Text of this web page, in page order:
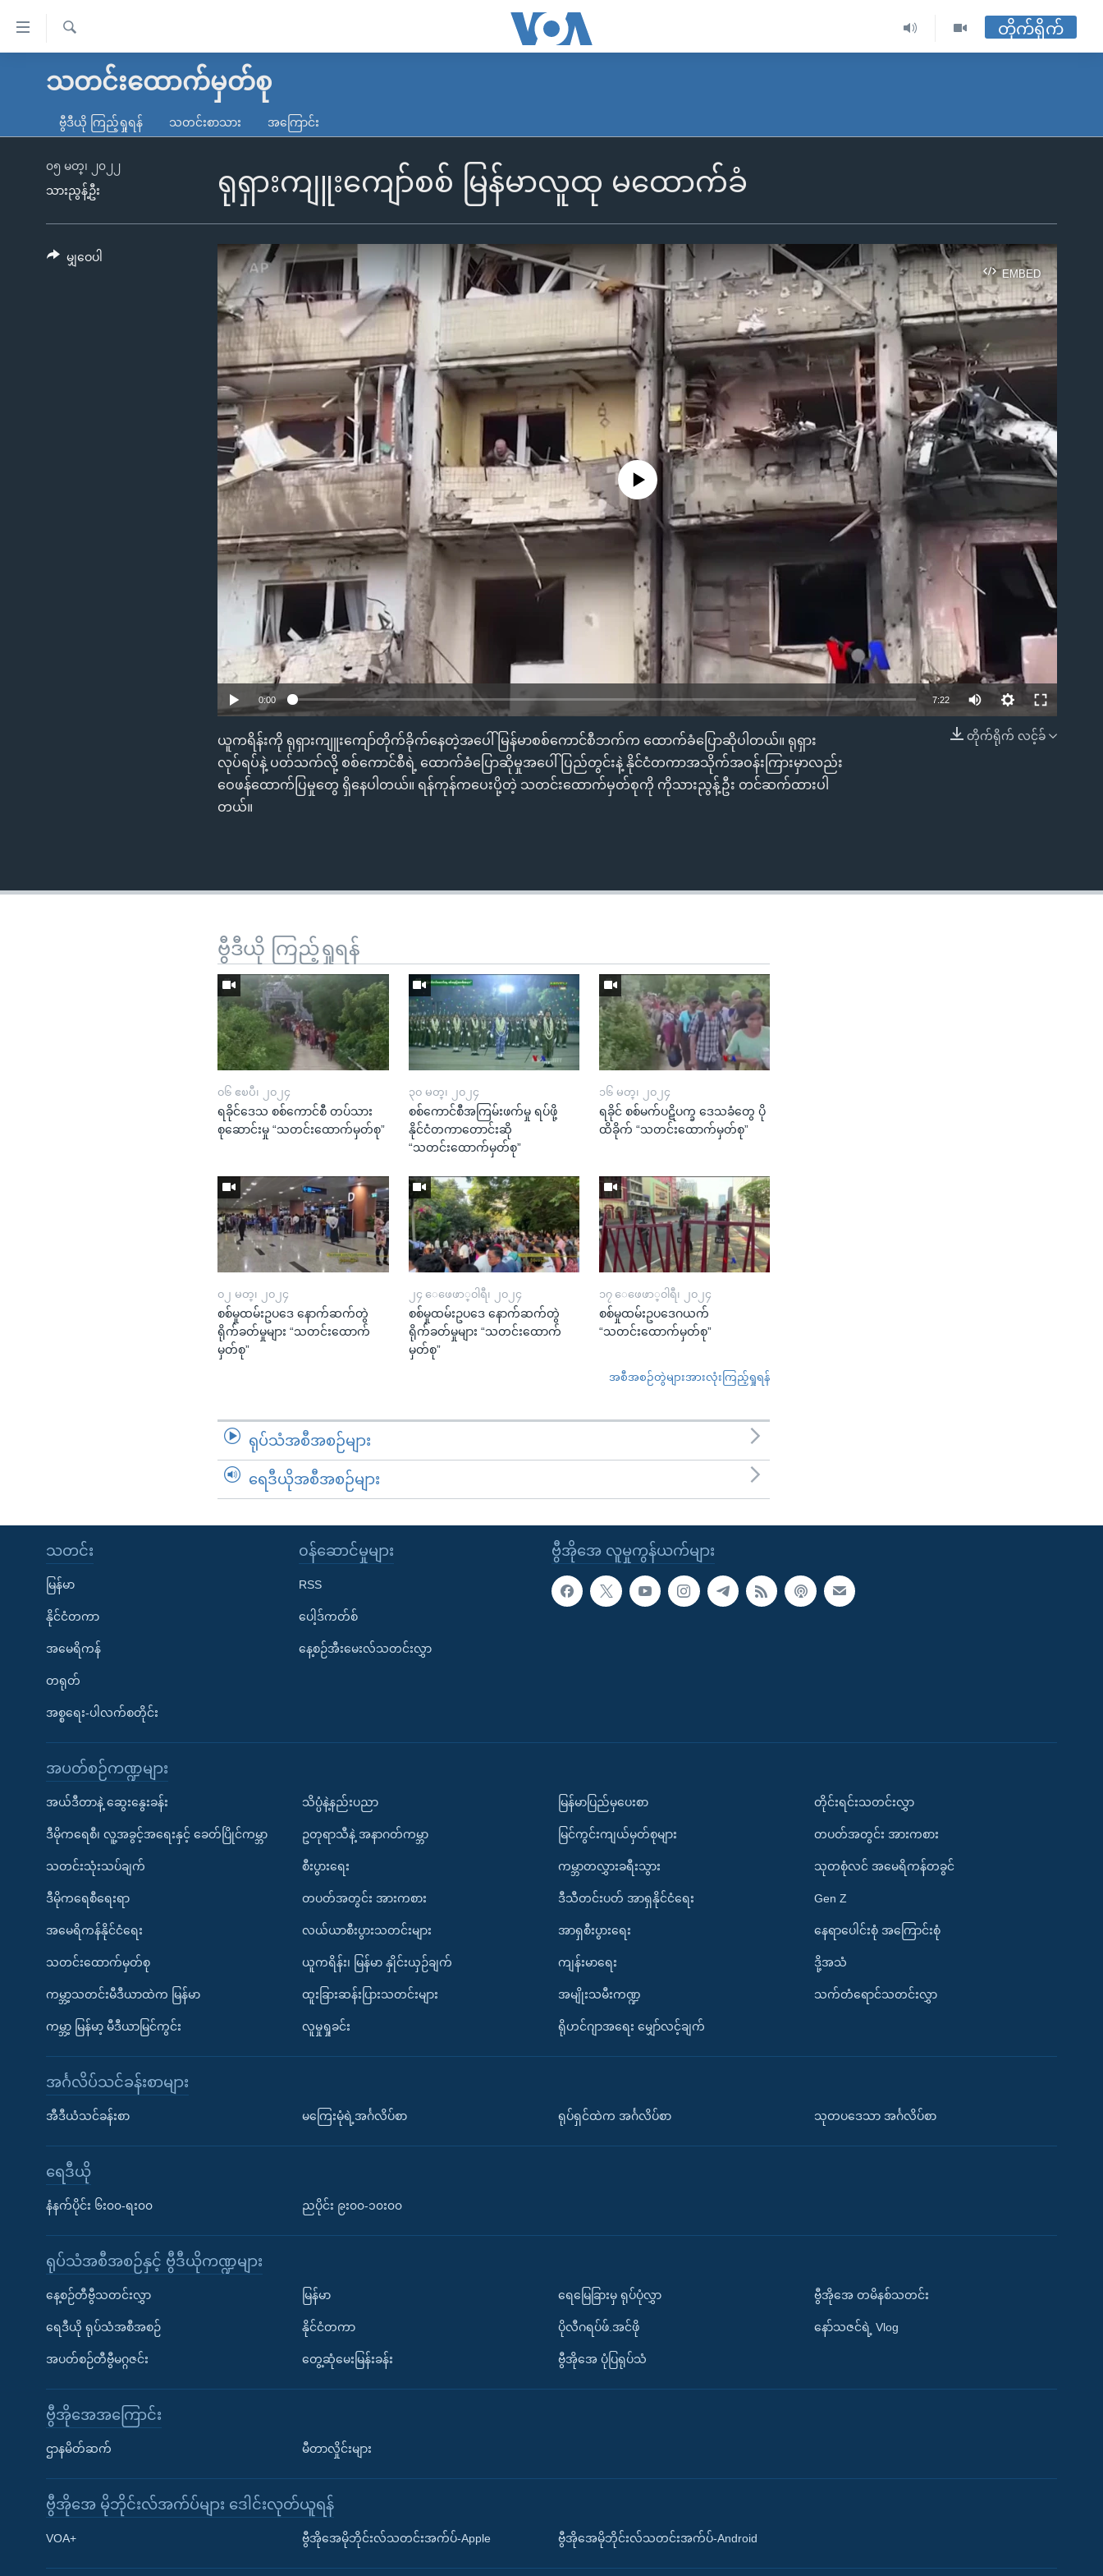
လွယ်ကူ
သည့်
မူလစာမျက်နှာ
ကမ္ဘာ့သတင်းများ
နိုင်ငံတကာ
အမေရိကန်
တရုတ်
အစ္စရေး-ပါလက်စတိုင်း
သတင်းလွတ်လပ်ခွင့်
ရပ်ဝန်းတခု လမ်းတခု အလွန်
အင်္ဂလိပ်စာလေ့လာမယ်
Learning English
ရ
တိုက်ရိုက်
သတင်းထောက်မှတ်စု
ဗွီဒီယို ကြည့်ရှုရန် သတင်းစာသား အကြောင်း
ရုရှားကျူးကျော်စစ် မြန်မာလူထု မထောက်ခံ
၀၅ မတ္၊ ၂၀၂၂
သားညွန့်ဦး
EMBED
EMBED
No media source currently available
0:00 7:22
တိုက်ရိုက် လင့်ခ်
ယူကရိန်းကို ရုရှားကျူးကျော်တိုက်ခိုက်နေတဲ့အပေါ် မြန်မာစစ်ကောင်စီဘက်က ထောက်ခံပြောဆိုပါတယ်။ ရုရှား
လုပ်ရပ်နဲ့ ပတ်သက်လို့ စစ်ကောင်စီရဲ့ ထောက်ခံပြောဆိုမှုအပေါ် ပြည်တွင်းနဲ့ နိုင်ငံတကာအသိုက်အဝန်းကြားမှာလည်း
ဝေဖန်ထောက်ပြမှုတွေ ရှိနေပါတယ်။ ရန်ကုန်ကပေးပို့တဲ့ သတင်းထောက်မှတ်စုကို ကိုသားညွန့်ဦး တင်ဆက်ထားပါ
တယ်။
မျှဝေပါ
ဗွီဒီယို ကြည့်ရှုရန်
၀၆ ဧၿပီ၊ ၂၀၂၄
ရခိုင်ဒေသ စစ်ကောင်စီ တပ်သား
စုဆောင်းမှု “သတင်းထောက်မှတ်စု”
၃၀ မတ္၊ ၂၀၂၄
စစ်ကောင်စီအကြမ်းဖက်မှု ရပ်ဖို့
နိုင်ငံတကာတောင်းဆို
“သတင်းထောက်မှတ်စု”
၁၆ မတ္၊ ၂၀၂၄
ရခိုင် စစ်မက်ပဋိပက္ခ ဒေသခံတွေ ပို
ထိခိုက် “သတင်းထောက်မှတ်စု”
၀၂ မတ္၊ ၂၀၂၄
စစ်မှုထမ်းဥပဒေ နောက်ဆက်တွဲ
ရိုက်ခတ်မှုများ “သတင်းထောက်
မှတ်စု”
၂၄ ေဖေဖာ္၀ါရီ၊ ၂၀၂၄
စစ်မှုထမ်းဥပဒေ နောက်ဆက်တွဲ
ရိုက်ခတ်မှုများ “သတင်းထောက်
မှတ်စု”
၁၇ ေဖေဖာ္၀ါရီ၊ ၂၀၂၄
စစ်မှုထမ်းဥပဒေဂယက်
“သတင်းထောက်မှတ်စု”
အစီအစဉ်တွဲများအားလုံးကြည့်ရှုရန်
ရုပ်သံအစီအစဉ်များ
ရေဒီယိုအစီအစဉ်များ
ဗွီအိုအေ လူမှုကွန်ယက်များ
သတင်း
မြန်မာ
နိုင်ငံတကာ
အမေရိကန်
တရုတ်
အစ္စရေး-ပါလက်စတိုင်း
၀န်ဆောင်မှုများ
RSS
ပေါ့ဒ်ကတ်စ်
နေ့စဉ်အီးမေးလ်သတင်းလွှာ
အပတ်စဉ်ကဏ္ဍများ
အယ်ဒီတာနဲ့ ဆွေးနွေးခန်း
ဒီမိုကရေစီ၊ လူ့အခွင့်အရေးနှင့် ခေတ်ပြိုင်ကမ္ဘာ
သတင်းသုံးသပ်ချက်
ဒီမိုကရေစီရေးရာ
အမေရိကန်နိုင်ငံရေး
သတင်းထောက်မှတ်စု
ကမ္ဘာ့သတင်းမီဒီယာထဲက မြန်မာ
ကမ္ဘာ့ မြန်မာ့ မီဒီယာမြင်ကွင်း
သိပ္ပံနဲ့နည်းပညာ
ဥတုရာသီနဲ့ အနာဂတ်ကမ္ဘာ
စီးပွားရေး
တပတ်အတွင်း အားကစား
လယ်ယာစီးပွားသတင်းများ
ယူကရိန်း၊ မြန်မာ နှိုင်းယှဉ်ချက်
ထူးခြားဆန်းပြားသတင်းများ
လူမှုရှုခင်း
မြန်မာပြည်မှပေးစာ
မြင်ကွင်းကျယ်မှတ်စုများ
ကမ္ဘာတလွှားခရီးသွား
ဒီသီတင်းပတ် အာရှနိုင်ငံရေး
အာရှစီးပွားရေး
ကျန်းမာရေး
အမျိုးသမီးကဏ္ဍ
ရိုဟင်ဂျာအရေး မျှော်လင့်ချက်
တိုင်းရင်းသတင်းလွှာ
တပတ်အတွင်း အားကစား
သုတစုံလင် အမေရိကန်တခွင်
Gen Z
နေရာပေါင်းစုံ အကြောင်းစုံ
ဒို့အသံ
သက်တံရောင်သတင်းလွှာ
အင်္ဂလိပ်သင်ခန်းစာများ
အီဒီယံသင်ခန်းစာ မကြေးမုံရဲ့အင်္ဂလိပ်စာ ရုပ်ရှင်ထဲက အင်္ဂလိပ်စာ သုတပဒေသာ အင်္ဂလိပ်စာ
ရေဒီယို
နံနက်ပိုင်း ၆း၀၀-ရး၀၀ ညပိုင်း ၉း၀၀-၁၀း၀၀
ရုပ်သံအစီအစဉ်နှင့် ဗွီဒီယိုကဏ္ဍများ
နေ့စဉ်တီဗွီသတင်းလွှာ
ရေဒီယို ရုပ်သံအစီအစဉ်
အပတ်စဉ်တီဗွီမဂ္ဂဇင်း
မြန်မာ
နိုင်ငံတကာ
တွေ့ဆုံမေးမြန်းခန်း
ရေမြေခြားမှ ရုပ်ပုံလွှာ
ပိုလီဂရပ်ဖ်.အင်ဖို
ဗွီအိုအေ ပုံပြရုပ်သံ
ဗွီအိုအေ တမိနစ်သတင်း
နော်သဇင်ရဲ့ Vlog
ဗွီအိုအေအကြောင်း
ဌာနမိတ်ဆက် မီတာလှိုင်းများ
ဗွီအိုအေ မိုဘိုင်းလ်အက်ပ်များ ဒေါင်းလုတ်ယူရန်
VOA+ ဗွီအိုအေမိုဘိုင်းလ်သတင်းအက်ပ်-Apple ဗွီအိုအေမိုဘိုင်းလ်သတင်းအက်ပ်-Android